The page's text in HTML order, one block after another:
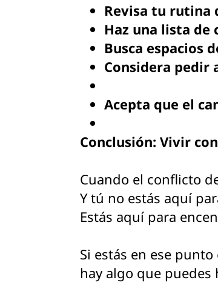
Revisa tu rutina
Haz una lista
Busca espacios
Considera pedir
Acepta que el
Conclusión: Vivir
Cuando el conflicto
Y tú no estás aquí
Estás aquí para
Si estás en ese
hay algo que puedes